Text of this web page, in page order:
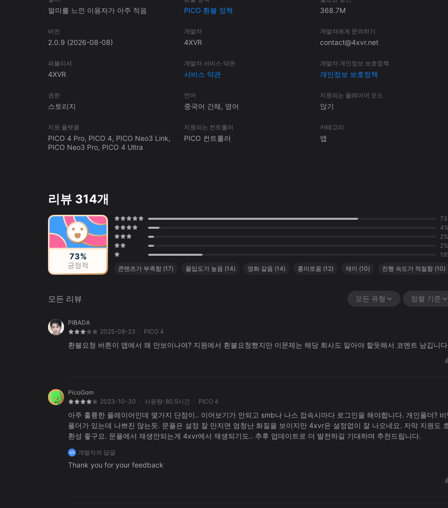
멀미를 느낀 이용자가 아주 적음 PICO 환불 정책 368.7M
버전
2.0.9 (2026-08-08)
개발자
4XVR
개발자에게 문의하기
contact@4xvr.net
퍼블리셔
4XVR
개발자 서비스 약관
서비스 약관
개발자 개인정보 보호정책
개인정보 보호정책
권한
스토리지
언어
중국어 간체, 영어
지원되는 플레이어 모드
앉기
지원 플랫폼
PICO 4 Pro, PICO 4, PICO Neo3 Link,
PICO Neo3 Pro, PICO 4 Ultra
지원되는 컨트롤러
PICO 컨트롤러
카테고리
앱
리뷰 314개
73%
긍정적
4%
2%
2%
콘텐츠가 부족함 (17) 몰입도가 높음 (14) 영화 같음 (14) 흥미로움 (12) 재미 (10) 진행 속도가 적절함 (10)
모든 리뷰 모든 유형 정렬 기준
PIBADA
2025-08-23
PICO 4
환불요청 버튼이 앱에서 왜 안보이나여? 지원에서 횐불요청했지만 이문제는 해당 회사도 알아야 할듯해서 코멘트 남깁니다
PicoGom
2023-10-30
사용량: 80.5시간 PICO 4
아주 훌륭한 플레이어인데 몇가지 단점이.. 이어보기가 안되고 smb나 나스 접속시마다 로그인을 해야합니다. 개인폴더? 비
폴더가 있는데 나쁘진 않는듯. 문플은 설정 잘 만지면 엄청난 화질을 보이지만 4xvr은 설정없이 잘 나오네요. 자막 지원도
환성 좋구요. 문플에서 재생안되는게 4xvr에서 재생되기도.. 추후 업데이트로 더 발전하길 기대하며 추천드립니다.
개발자의 답글
Thank you for your feedback